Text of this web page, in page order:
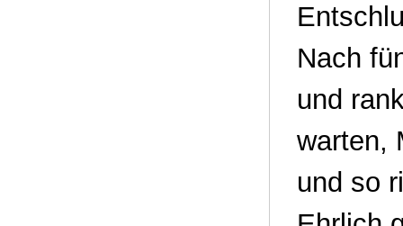
Nach
und
warten,
und so